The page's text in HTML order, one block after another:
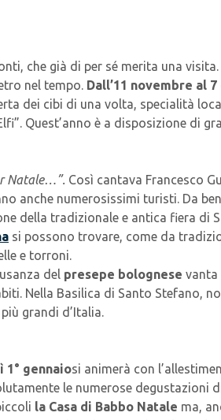
che già di per sé merita una
nel tempo. Dall’11 novembre al
dei cibi di una volta, specialità
Quest’anno è a disposizione di
Natale…”. Così cantava Francesco
anche numerosissimi turisti. Da
della tradizionale e antica fiera di
si possono trovare, come da
e torroni.
del presepe bolognese vanta
Nella Basilica di Santo Stefano,
grandi d’Italia.
1° gennaiosi animerà con
le numerose
la Casa di Babbo Natale ma,